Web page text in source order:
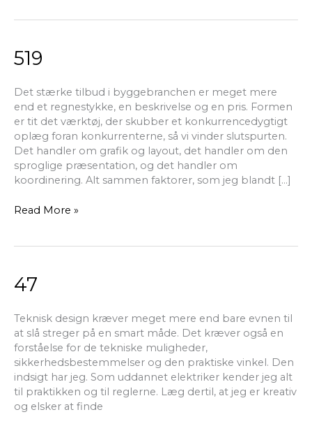
519
Det stærke tilbud i byggebranchen er meget mere
end et regnestykke, en beskrivelse og en pris. Formen
er tit det værktøj, der skubber et konkurrencedygtigt
oplæg foran konkurrenterne, så vi vinder slutspurten.
Det handler om grafik og layout, det handler om den
sproglige præsentation, og det handler om
koordinering. Alt sammen faktorer, som jeg blandt […]
519
Read More »
47
Teknisk design kræver meget mere end bare evnen til
at slå streger på en smart måde. Det kræver også en
forståelse for de tekniske muligheder,
sikkerhedsbestemmelser og den praktiske vinkel. Den
indsigt har jeg. Som uddannet elektriker kender jeg alt
til praktikken og til reglerne. Læg dertil, at jeg er kreativ
og elsker at finde
47